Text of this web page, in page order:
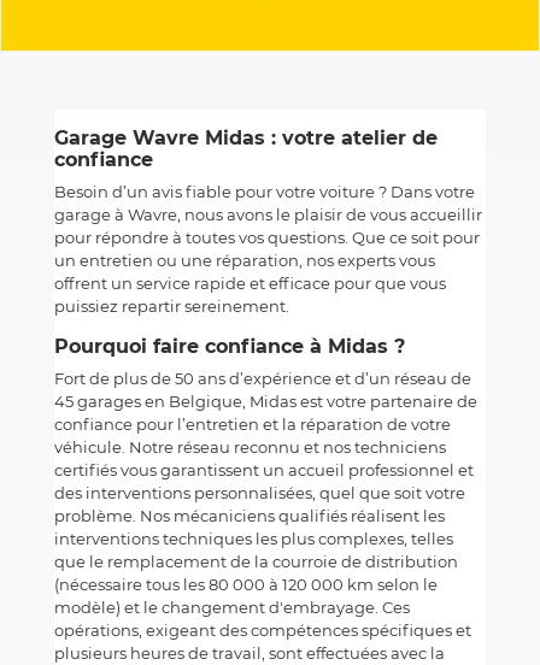
Garage Wavre Midas : votre atelier de
confiance
Besoin d’un avis fiable pour votre voiture ? Dans votre
garage à Wavre, nous avons le plaisir de vous accueillir
pour répondre à toutes vos questions. Que ce soit pour
un entretien ou une réparation, nos experts vous
offrent un service rapide et efficace pour que vous
puissiez repartir sereinement.
Pourquoi faire confiance à Midas ?
Fort de plus de 50 ans d’expérience et d’un réseau de
45 garages en Belgique, Midas est votre partenaire de
confiance pour l’entretien et la réparation de votre
véhicule. Notre réseau reconnu et nos techniciens
certifiés vous garantissent un accueil professionnel et
des interventions personnalisées, quel que soit votre
problème. Nos mécaniciens qualifiés réalisent les
interventions techniques les plus complexes, telles
que le remplacement de la courroie de distribution
(nécessaire tous les 80 000 à 120 000 km selon le
modèle) et le changement d'embrayage. Ces
opérations, exigeant des compétences spécifiques et
plusieurs heures de travail, sont effectuées avec la